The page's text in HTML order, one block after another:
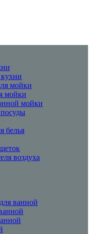
мойки
мойки
мойки
белья
воздуха
ванной